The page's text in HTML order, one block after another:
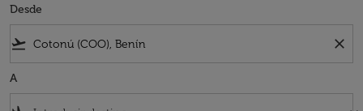
Desde
flight_takeoff close
A